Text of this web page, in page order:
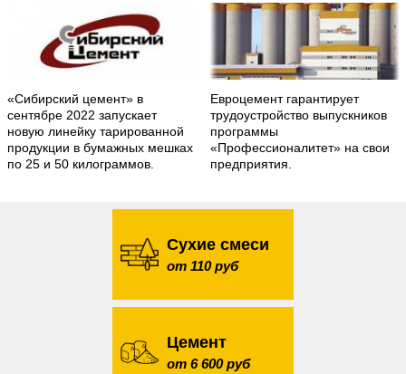
«Сибирский цемент» в
сентябре 2022 запускает
новую линейку тарированной
продукции в бумажных мешках
по 25 и 50 килограммов.
Евроцемент гарантирует
трудоустройство выпускников
программы
«Профессионалитет» на свои
предприятия.
Сухие смеси
от 110 руб
Цемент
от 6 600 руб